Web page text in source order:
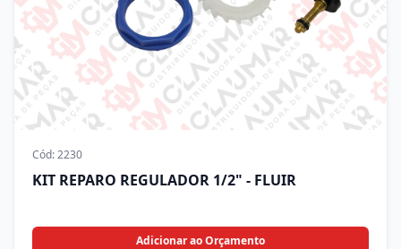
Cód:2230
KIT REPARO REGULADOR 1/2" - FLUIR
Adicionar ao Orçamento